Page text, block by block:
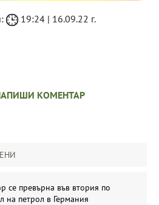
19:24 | 16.09.22 г.
КОМЕНТАР
се превърна във втория по
на петрол в Германия